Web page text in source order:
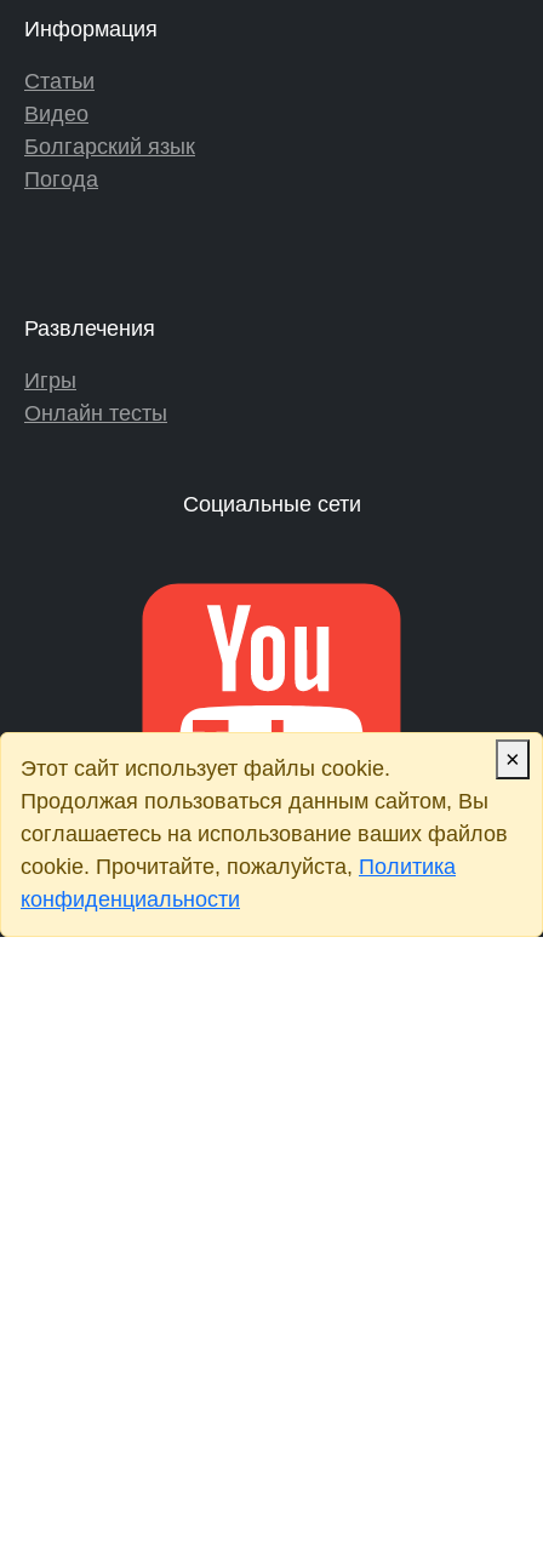
Информация
Статьи
Видео
Болгарский язык
Погода
Развлечения
Игры
Онлайн тесты
Социальные сети
×
Этот сайт использует файлы cookie.
Продолжая пользоваться данным сайтом, Вы
соглашаетесь на использование ваших файлов
cookie. Прочитайте, пожалуйста, Политика
конфиденциальности